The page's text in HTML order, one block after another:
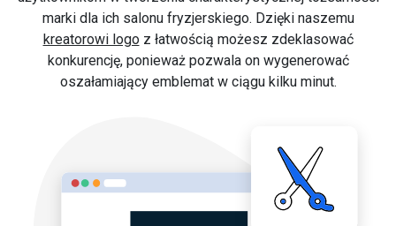
marki dla ich salonu fryzjerskiego. Dzięki naszemu
kreatorowi logoz łatwością możesz zdeklasować
konkurencję, ponieważ pozwala on wygenerować
oszałamiający emblemat w ciągu kilku minut.